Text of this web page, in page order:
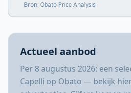
Bron: Obato Price Analysis
Actueel aanbod
Per 8 augustus 2026: een
Capelli op Obato — bekijk